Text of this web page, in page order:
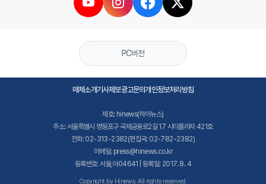
PC버전
매체소개기사제보광고문의개인정보처리방침
제호: hinews(하이뉴스)
주소: 서울특별시 영등포구 국제금융로2길 17 시티플라자 421호
전화: 02-313-2382(편집국: 02-782-2382)
이메일: press@hinews.co.kr
등록번호: 서울,아04641 | 등록일: 2017. 8. 4
Copyright by Hinews. All rights reserved.